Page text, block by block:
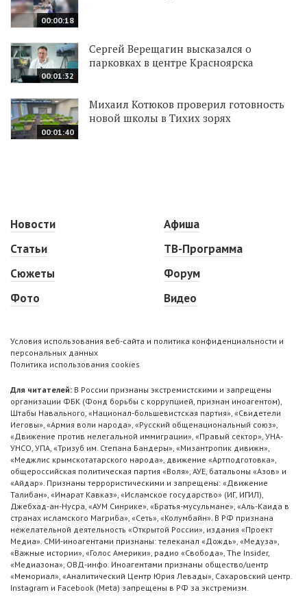
00:00:18
00:01:32
Сергей Верещагин высказался о
парковках в центре Красноярска
00:01:40
Михаил Котюков проверил готовность
новой школы в Тихих зорях
Новости
Статьи
Сюжеты
Фото
Афиша
ТВ-Программа
Форум
Видео
Условия использования веб-сайта и политика конфиденциальности и
персональных данных
Политика использования cookies
Для читателей: В России признаны экстремистскими и запрещены
организации ФБК (Фонд борьбы с коррупцией, признан иноагентом),
Штабы Навального, «Национал-большевистская партия», «Свидетели
Иеговы», «Армия воли народа», «Русский общенациональный союз»,
«Движение против нелегальной иммиграции», «Правый сектор», УНА-
УНСО, УПА, «Тризуб им. Степана Бандеры», «Мизантропик дивижн»,
«Меджлис крымскотатарского народа», движение «Артподготовка»,
общероссийская политическая партия «Воля», АУЕ, батальоны «Азов» и
«Айдар». Признаны террористическими и запрещены: «Движение
Талибан», «Имарат Кавказ», «Исламское государство» (ИГ, ИГИЛ),
Джебхад-ан-Нусра, «АУМ Синрике», «Братья-мусульмане», «Аль-Каида в
странах исламского Магриба», «Сеть», «Колумбайн». В РФ признана
нежелательной деятельность «Открытой России», издания «Проект
Медиа». СМИ-иноагентами признаны: телеканал «Дождь», «Медуза»,
«Важные истории», «Голос Америки», радио «Свобода», The Insider,
«Медиазона», ОВД-инфо. Иноагентами признаны общество/центр
«Мемориал», «Аналитический Центр Юрия Левады», Сахаровский центр.
Instagram и Facebook (Metа) запрещены в РФ за экстремизм.